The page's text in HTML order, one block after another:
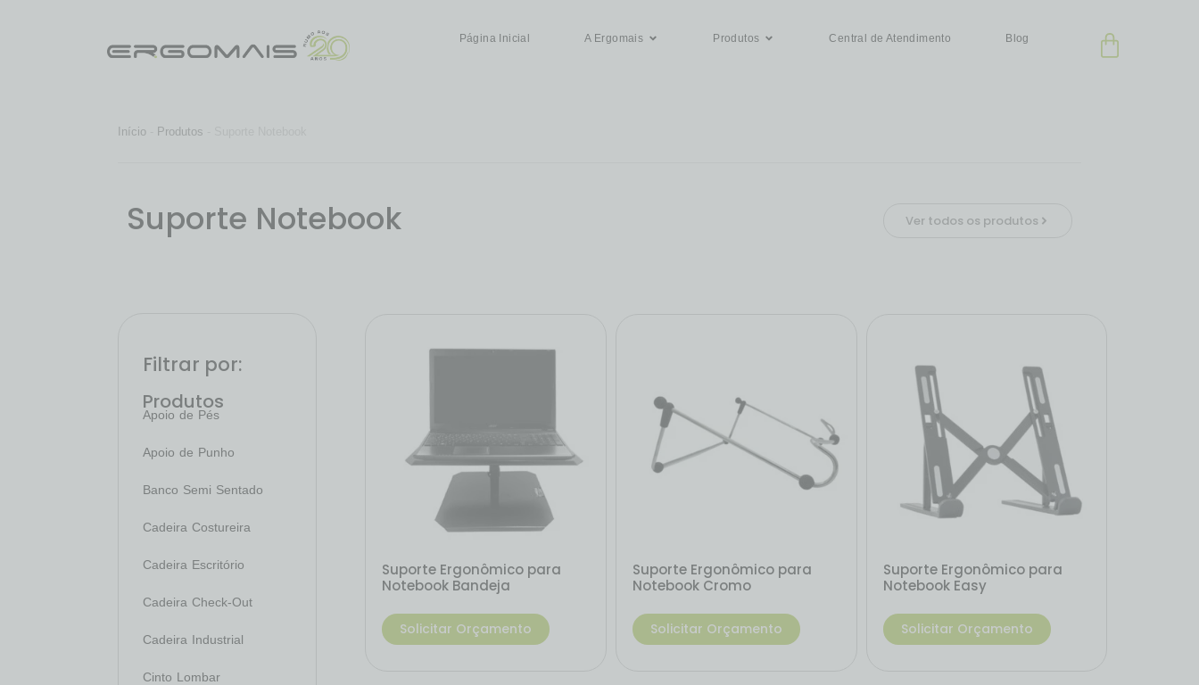
Página Inicial A Ergomais Produtos Central de Atendimento Blog
Início Produtos
Suporte Notebook Ver todos os produtos
Suporte Ergonômico para
Notebook Bandeja
Solicitar Orçamento
Suporte Ergonômico para
Notebook Cromo
Solicitar Orçamento
Suporte Ergonômico para
Notebook Easy
Solicitar Orçamento
Filtrar por:
Produtos
Apoio de Pés
Apoio de Punho
Banco Semi Sentado
Cadeira Costureira
Cadeira Escritório
Cadeira Check-Out
Cadeira Industrial
Cinto Lombar